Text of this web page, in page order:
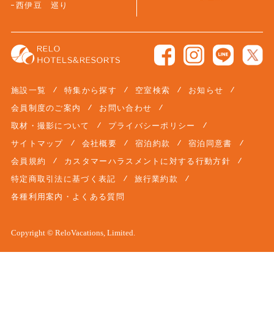
西伊豆 巡り
施設一覧 特集から探す 空室検索
お知らせ
会員制度のご案内
お問い合わせ
取材・撮影について
プライバシーポリシー
サイトマップ
会社概要 宿泊約款
宿泊同意書
会員規約
カスタマーハラスメントに対する行動方針
特定商取引法に基づく表記
旅行業約款
各種利用案内・よくある質問
Copyright © ReloVacations, Limited.